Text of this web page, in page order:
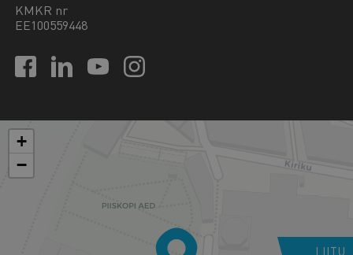
KMKR nr
EE100559448
+
−
LIITU